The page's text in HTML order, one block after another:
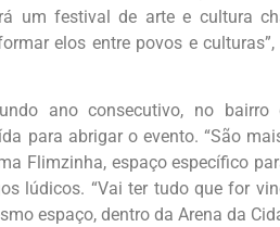
um festival de arte e cultura
elos entre povos e
ano consecutivo, no
para abrigar o evento. “São
Flimzinha, espaço específico
lúdicos. “Vai ter tudo que for
espaço, dentro da Arena da